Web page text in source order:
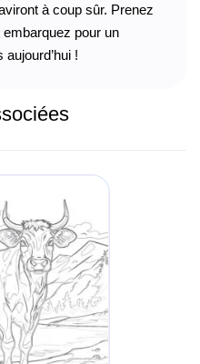
à coup sûr. Prenez
pour un
!